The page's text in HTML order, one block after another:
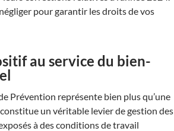
pour garantir les droits de vos
au service du bien-
Prévention représente bien plus qu’une
un véritable levier de gestion des
à des conditions de travail